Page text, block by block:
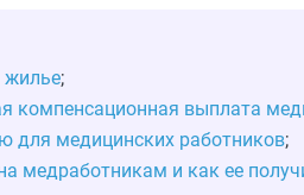
жилье;
компенсационная выплата
для медицинских работников;
медработникам и как ее